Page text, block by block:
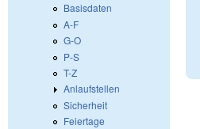
Basisdaten
A-F
G-O
P-S
T-Z
Anlaufstellen
Sicherheit
Feiertage